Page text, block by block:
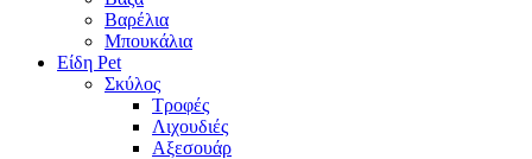
Βαρέλια
Μπουκάλια
Είδη Pet
Σκύλος
Τροφές
Λιχουδιές
Αξεσουάρ